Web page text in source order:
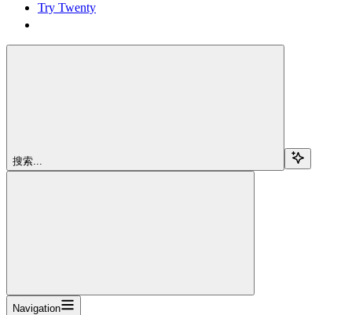
Try Twenty
搜索...
Navigation